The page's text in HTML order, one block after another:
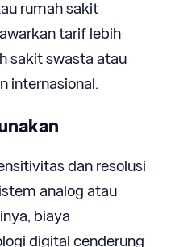
rumah sakit
tarif lebih
sakit swasta atau
internasional.
dan resolusi
analog atau
biaya
digital cenderung